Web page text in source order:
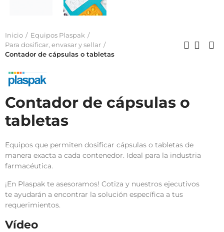
Inicio
Equipos Plaspak
Para dosificar, envasar y sellar
Contador de cápsulas o tabletas
Contador de cápsulas o
tabletas
Equipos que permiten dosificar cápsulas o tabletas de
manera exacta a cada contenedor. Ideal para la industria
farmacéutica.
¡En Plaspak te asesoramos! Cotiza y nuestros ejecutivos
te ayudarán a encontrar la solución específica a tus
requerimientos.
Vídeo